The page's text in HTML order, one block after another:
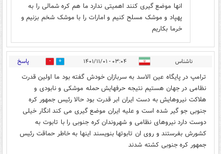
انها موضع گیری کنند اهمیتی ندارد ما هم کره شمالی را به
پهپاد و موشک مسلح کنیم و امارات را با موشک شخم بزنیم و
خرما بکاریم
ناشناس ۰۳:۰۴ - ۱۴۰۱/۱۱/۰۱ 0 پاسخ
ترامپ در پایگاه عین الاسد به سربازان خودش گفته بود ما اولین قدرت
نظامی در جهان هستیم نتیجه حرفهایش حمله موشکی و نابودی و
هلاکت نیروهایش به دست ایران ابر قدرت بود حالا رئیس جمهور کره
جنوبی جو گیر شده است و علیه ایران موضع گیری می کند انگار خیلی
دوست دارد نیروهای نظامی و شهروندان کره جنوبی را با تابوت به
کشورش بفرستند و روی ان تابوتها بنویسند اینها به خاطر حماقت رئیس
جمهور کره جنوبی کشته شدند